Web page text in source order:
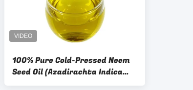
100% Pure Cold-Pressed Neem
Seed Oil (Azadirachta Indica
Seed Oil) – Natural Virgin